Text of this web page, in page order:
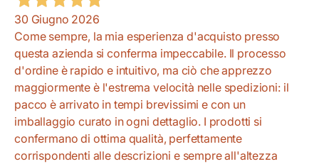
30 Giugno 2026
Come sempre, la mia esperienza d'acquisto presso
questa azienda si conferma impeccabile. Il processo
d'ordine è rapido e intuitivo, ma ciò che apprezzo
maggiormente è l'estrema velocità nelle spedizioni: il
pacco è arrivato in tempi brevissimi e con un
imballaggio curato in ogni dettaglio. I prodotti si
confermano di ottima qualità, perfettamente
corrispondenti alle descrizioni e sempre all'altezza